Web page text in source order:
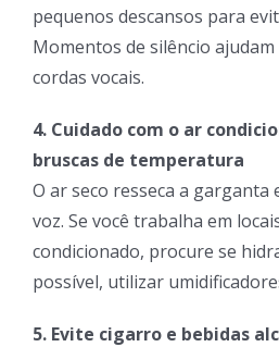
pequenos descansos para
Momentos de silêncio
cordas vocais.
4. Cuidado com o ar
bruscas de temperatura
O ar seco resseca a garganta
voz. Se você trabalha em
condicionado, procure se
possível, utilizar
5. Evite cigarro e bebidas